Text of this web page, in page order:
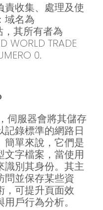
責收集、處理及使
域名為
其所有者為
WORLD TRADE
0.
伺服器會將其儲存
錄標準的網路日
簡單來說，它們是
文字檔案，當使用
識別其身份。其主
問並保存某些資
，可提升頁面效
戶行為分析。